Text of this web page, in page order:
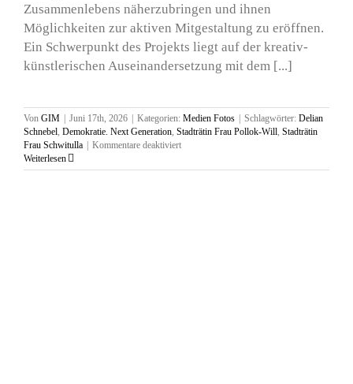
Zusammenlebens näherzubringen und ihnen
Möglichkeiten zur aktiven Mitgestaltung zu eröffnen.
Ein Schwerpunkt des Projekts liegt auf der kreativ-
künstlerischen Auseinandersetzung mit dem [...]
Von GIM | Juni 17th, 2026 | Kategorien: Medien Fotos | Schlagwörter: Delian
Schnebel, Demokratie. Next Generation, Stadträtin Frau Pollok-Will, Stadträtin
Frau Schwitulla | Kommentare deaktiviertfür
und
Weiterlesen